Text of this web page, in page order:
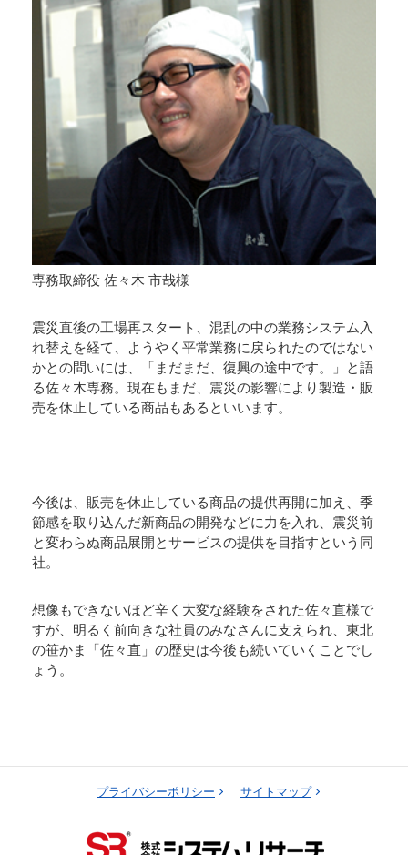
専務取締役 佐々木 市哉様
震災直後の工場再スタート、混乱の中の業務システム入
れ替えを経て、ようやく平常業務に戻られたのではない
かとの問いには、「まだまだ、復興の途中です。」と語
る佐々木専務。現在もまだ、震災の影響により製造・販
売を休止している商品もあるといいます。
今後は、販売を休止している商品の提供再開に加え、季
節感を取り込んだ新商品の開発などに力を入れ、震災前
と変わらぬ商品展開とサービスの提供を目指すという同
社。
想像もできないほど辛く大変な経験をされた佐々直様で
すが、明るく前向きな社員のみなさんに支えられ、東北
の笹かま「佐々直」の歴史は今後も続いていくことでし
ょう。
プライバシーポリシー サイトマップ